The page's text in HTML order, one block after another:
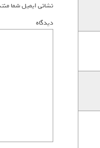
نشانی ایمیل شما
دیدگاه